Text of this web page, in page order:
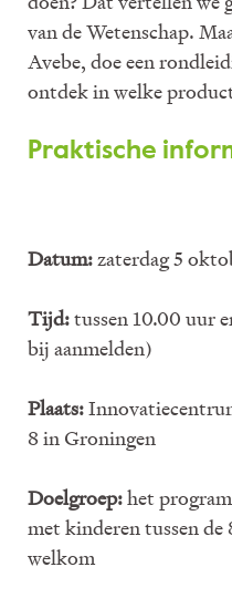
van de Wetenschap.
Avebe, doe een
ontdek in welke
Praktische
Datum:zaterdag 5
Tijd:tussen 10.00 uur
bij aanmelden)
Plaats:
8 in Groningen
Doelgroep:het
met kinderen tussen de
welkom